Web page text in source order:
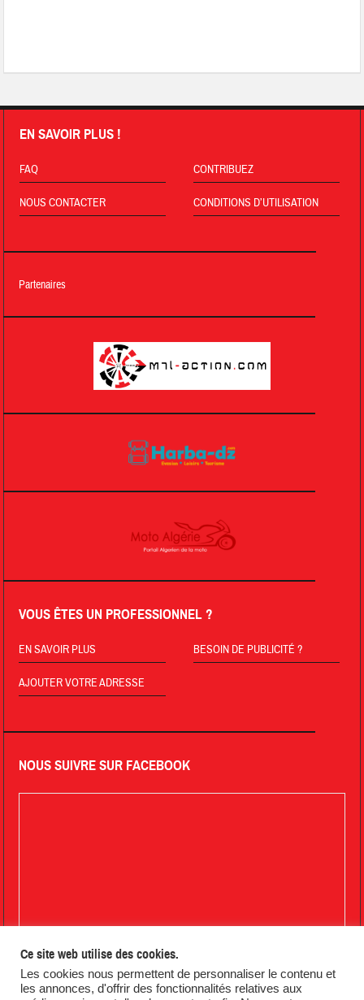
EN SAVOIR PLUS !
FAQ CONTRIBUEZ
NOUS CONTACTER CONDITIONS D’UTILISATION
Partenaires
VOUS ÊTES UN PROFESSIONNEL ?
EN SAVOIR PLUS BESOIN DE PUBLICITÉ ?
AJOUTER VOTRE ADRESSE
NOUS SUIVRE SUR FACEBOOK
Ce site web utilise des cookies.
Les cookies nous permettent de personnaliser le contenu et
les annonces, d'offrir des fonctionnalités relatives aux